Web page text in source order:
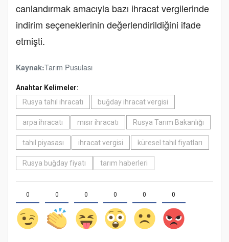
canlandırmak amacıyla bazı ihracat vergilerinde
indirim seçeneklerinin değerlendirildiğini ifade
etmişti.
Kaynak:Tarım Pusulası
Anahtar Kelimeler:
Rusya tahıl ihracatı
buğday ihracat vergisi
arpa ihracatı mısır ihracatı Rusya Tarım Bakanlığı
tahıl piyasası ihracat vergisi küresel tahıl fiyatları
Rusya buğday fiyatı tarım haberleri
0 0 0 0 0 0